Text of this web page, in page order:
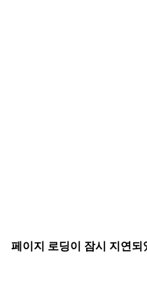
페이지 로딩이 잠시 지연